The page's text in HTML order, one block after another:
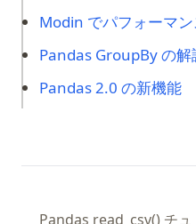
Modin でパフォーマ
Pandas GroupBy の解
Pandas 2.0 の新機能
Pandas read_csv() チュ